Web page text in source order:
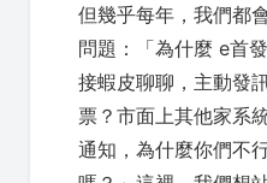
但幾乎每年，我們都
問題：「為什麼 e首
接蝦皮聊聊，主動發
票？市面上其他家系
通知，為什麼你們不